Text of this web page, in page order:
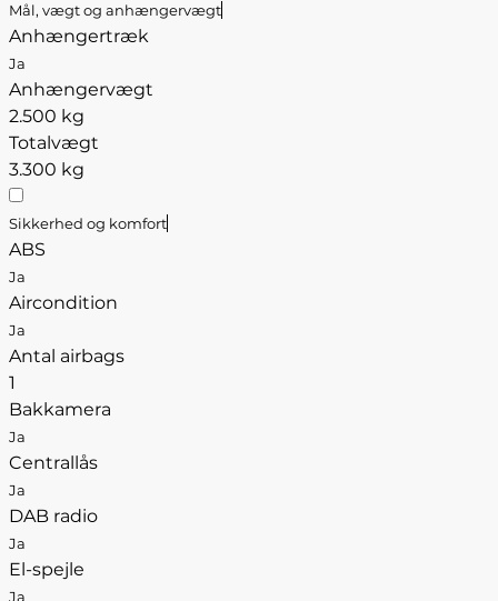
Mål, vægt og anhængervægt
Anhængertræk
Ja
Anhængervægt
2.500 kg
Totalvægt
3.300 kg
Sikkerhed og komfort
ABS
Ja
Aircondition
Ja
Antal airbags
1
Bakkamera
Ja
Centrallås
Ja
DAB radio
Ja
El-spejle
Ja